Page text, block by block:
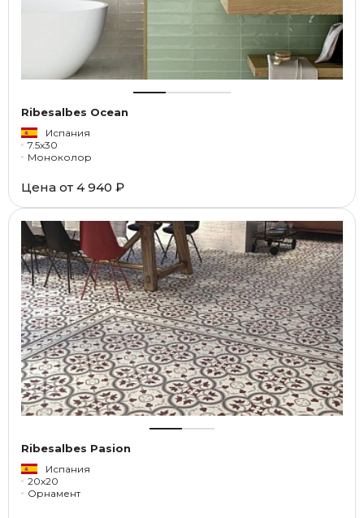
Ribesalbes Ocean
Испания
7.5x30
Моноколор
Цена от 4 940 ₽
Ribesalbes Pasion
Испания
20x20
Орнамент